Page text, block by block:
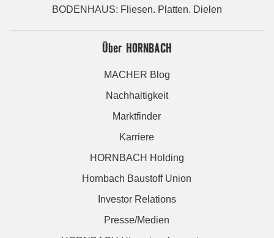
BODENHAUS: Fliesen. Platten. Dielen
Über HORNBACH
MACHER Blog
Nachhaltigkeit
Marktfinder
Karriere
HORNBACH Holding
Hornbach Baustoff Union
Investor Relations
Presse/Medien